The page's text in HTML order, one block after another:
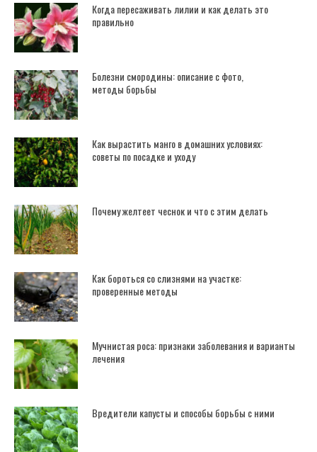
Когда пересаживать лилии и как делать это
правильно
Болезни смородины: описание с фото,
методы борьбы
Как вырастить манго в домашних условиях:
советы по посадке и уходу
Почему желтеет чеснок и что с этим делать
Как бороться со слизнями на участке:
проверенные методы
Мучнистая роса: признаки заболевания и варианты
лечения
Вредители капусты и способы борьбы с ними